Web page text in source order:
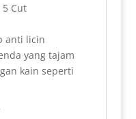
5 Cut
anti licin
yang tajam
kain seperti